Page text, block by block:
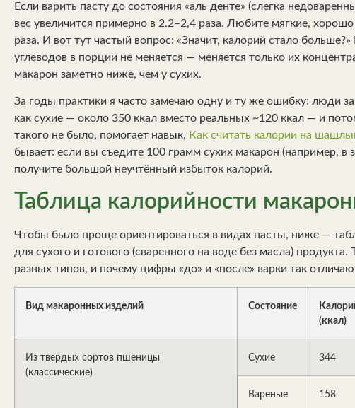
Если варить пасту до состояния «аль денте» (слегка
вес увеличится примерно в 2.2–2,4 раза. Любите мягкие,
раза. И вот тут частый вопрос: «Значит, калорий стало
углеводов в порции не меняется — меняется только их
макарон заметно ниже, чем у сухих.
За годы практики я часто замечаю одну и ту же ошибку: люди
как сухие — около 350 ккал вместо реальных ~120 ккал — и
такого не было, помогает навык, Как считать калории на
бывает: если вы съедите 100 грамм сухих макарон (например, в
получите большой неучтённый избыток калорий.
Таблица калорийности
Чтобы было проще ориентироваться в видах пасты, ниже —
для сухого и готового (сваренного на воде без масла)
разных типов, и почему цифры «до» и «после» варки так
Вид макаронных изделий Состояние
(ккал)
Из твердых сортов пшеницы
(классические)
Сухие 344
Вареные 158